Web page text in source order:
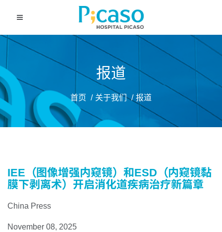
报道
首页 关于我们 报道
IEE（图像增强内窥镜）和ESD（内窥镜黏
膜下剥离术）开启消化道疾病治疗新篇章
China Press
November 08, 2025